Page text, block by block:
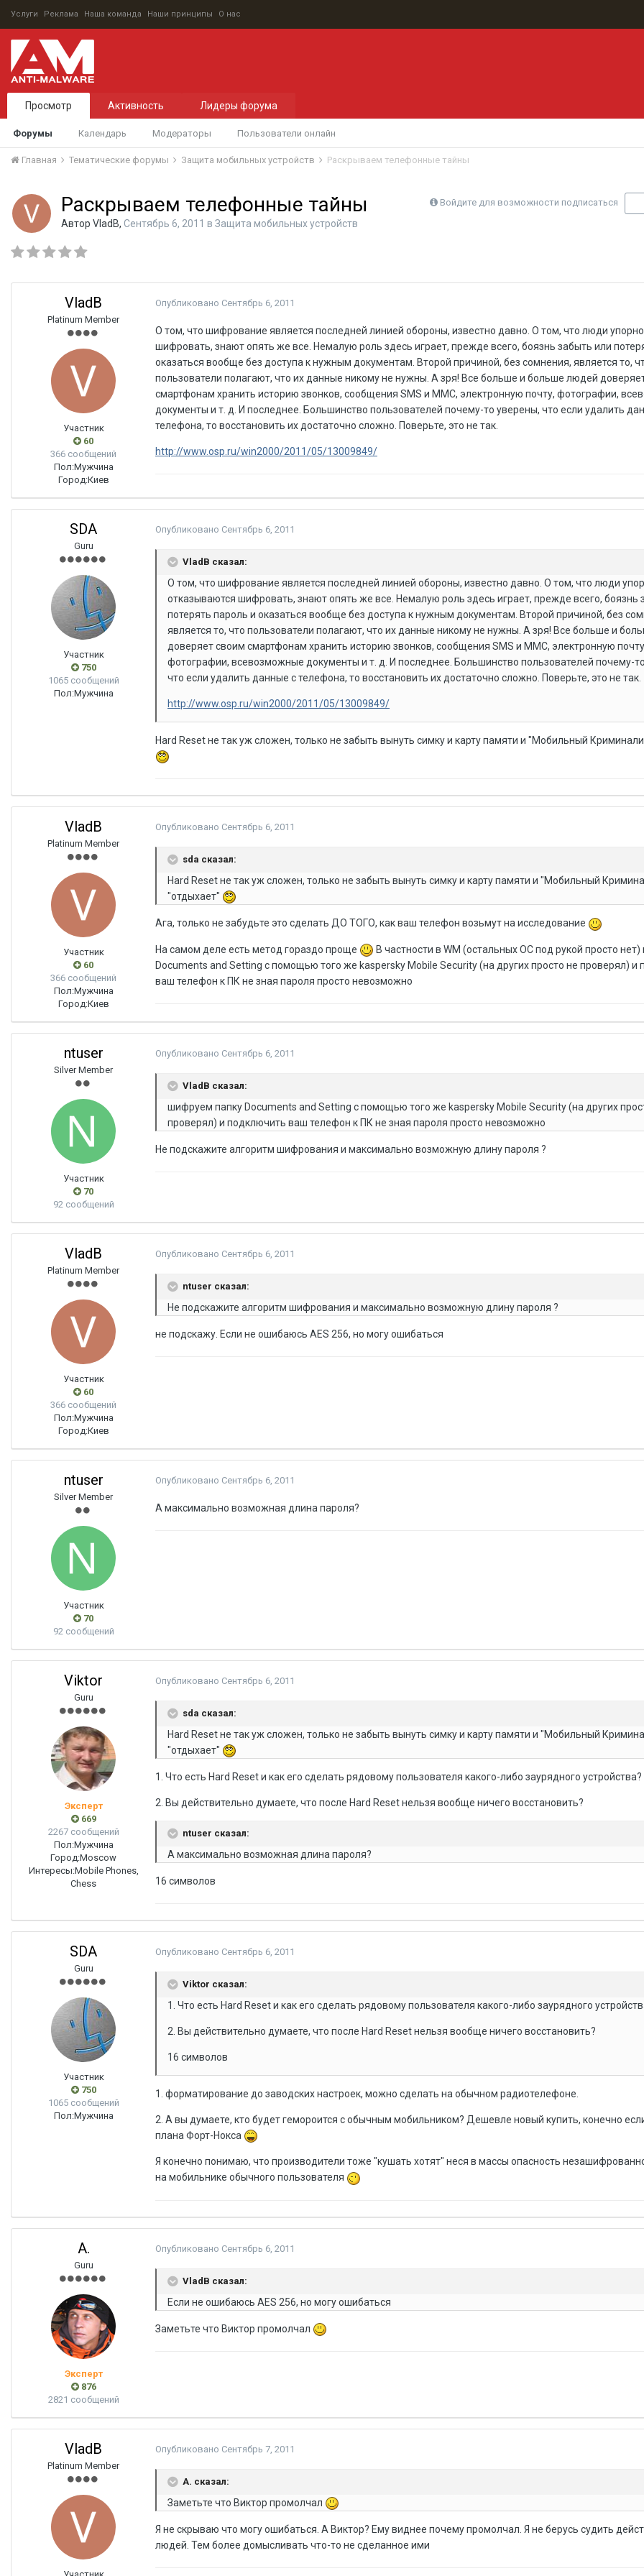
Услуги Реклама Наша команда Наши принципы О нас
Просмотр
Форумы Календарь Модераторы Пользователи онлайн
Активность Лидеры форума
Главная Тематические форумы Защита мобильных устройств Раскрываем телефонные тайны
Войдите для возможности подписаться
Раскрываем телефонные тайны
Автор VladB, Сентябрь 6, 2011 в Защита мобильных устройств
VladB
Platinum Member
Участник
60
366 сообщений
Пол:Мужчина
Город:Киев
Опубликовано Сентябрь 6, 2011
О том, что шифрование является последней линией обороны, известно давно. О том, что люди
шифровать, знают опять же все. Немалую роль здесь играет, прежде всего, боязнь забыть или
оказаться вообще без доступа к нужным документам. Второй причиной, без сомнения, является то,
пользователи полагают, что их данные никому не нужны. А зря! Все больше и больше людей
смартфонам хранить историю звонков, сообщения SMS и ММС, электронную почту, фотографии,
документы и т. д. И последнее. Большинство пользователей почему-то уверены, что если удалить
телефона, то восстановить их достаточно сложно. Поверьте, это не так.
http://www.osp.ru/win2000/2011/05/13009849/
SDA
Guru
Участник
750
1065 сообщений
Пол:Мужчина
Опубликовано Сентябрь 6, 2011
VladB сказал:
О том, что шифрование является последней линией обороны, известно давно. О том, что люди
отказываются шифровать, знают опять же все. Немалую роль здесь играет, прежде всего, боязнь
потерять пароль и оказаться вообще без доступа к нужным документам. Второй причиной, без
является то, что пользователи полагают, что их данные никому не нужны. А зря! Все больше и
доверяет своим смартфонам хранить историю звонков, сообщения SMS и ММС, электронную
фотографии, всевозможные документы и т. д. И последнее. Большинство пользователей почему-
что если удалить данные с телефона, то восстановить их достаточно сложно. Поверьте, это не так.
http://www.osp.ru/win2000/2011/05/13009849/
Hard Reset не так уж сложен, только не забыть вынуть симку и карту памяти и "Мобильный
VladB
Platinum Member
Участник
60
366 сообщений
Пол:Мужчина
Город:Киев
Опубликовано Сентябрь 6, 2011
sda сказал:
Hard Reset не так уж сложен, только не забыть вынуть симку и карту памяти и "Мобильный
"отдыхает"
Ага, только не забудьте это сделать ДО ТОГО, как ваш телефон возьмут на исследование
На самом деле есть метод гораздо проще
В частности в WM (остальных ОС под рукой просто
Documents and Setting с помощью того же kaspersky Mobile Security (на других просто не проверял) и
ваш телефон к ПК не зная пароля просто невозможно
ntuser
Silver Member
Участник
70
92 сообщений
Опубликовано Сентябрь 6, 2011
VladB сказал:
шифруем папку Documents and Setting с помощью того же kaspersky Mobile Security (на других
проверял) и подключить ваш телефон к ПК не зная пароля просто невозможно
Не подскажите алгоритм шифрования и максимально возможную длину пароля ?
VladB
Platinum Member
Участник
60
366 сообщений
Пол:Мужчина
Город:Киев
Опубликовано Сентябрь 6, 2011
ntuser сказал:
Не подскажите алгоритм шифрования и максимально возможную длину пароля ?
не подскажу. Если не ошибаюсь AES 256, но могу ошибаться
ntuser
Silver Member
Участник
70
92 сообщений
Опубликовано Сентябрь 6, 2011
А максимально возможная длина пароля?
Viktor
Guru
Эксперт
669
2267 сообщений
Пол:Мужчина
Город:Moscow
Интересы:Mobile Phones,
Chess
Опубликовано Сентябрь 6, 2011
sda сказал:
Hard Reset не так уж сложен, только не забыть вынуть симку и карту памяти и "Мобильный
"отдыхает"
1. Что есть Hard Reset и как его сделать рядовому пользователя какого-либо заурядного устройства?
2. Вы действительно думаете, что после Hard Reset нельзя вообще ничего восстановить?
ntuser сказал:
А максимально возможная длина пароля?
16 символов
SDA
Guru
Участник
750
1065 сообщений
Пол:Мужчина
Опубликовано Сентябрь 6, 2011
Viktor сказал:
1. Что есть Hard Reset и как его сделать рядовому пользователя какого-либо заурядного
2. Вы действительно думаете, что после Hard Reset нельзя вообще ничего восстановить?
16 символов
1. форматирование до заводских настроек, можно сделать на обычном радиотелефоне.
2. А вы думаете, кто будет гемороится с обычным мобильником? Дешевле новый купить, конечно
плана Форт-Нокса
Я конечно понимаю, что производители тоже "кушать хотят" неся в массы опасность
на мобильнике обычного пользователя
A.
Guru
Эксперт
876
2821 сообщений
Опубликовано Сентябрь 6, 2011
VladB сказал:
Если не ошибаюсь AES 256, но могу ошибаться
Заметьте что Виктор промолчал
VladB
Platinum Member
Опубликовано Сентябрь 7, 2011
A. сказал:
Заметьте что Виктор промолчал
Я не скрываю что могу ошибаться. А Виктор? Ему виднее почему промолчал. Я не берусь судить
людей. Тем более домысливать что-то не сделанное ими